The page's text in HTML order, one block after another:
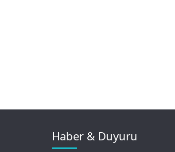
Haber & Duyuru